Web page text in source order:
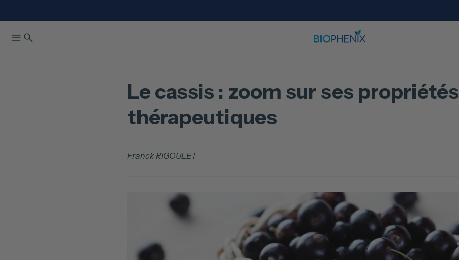
Le cassis : zoom sur ses propriétés
thérapeutiques
Franck RIGOULET